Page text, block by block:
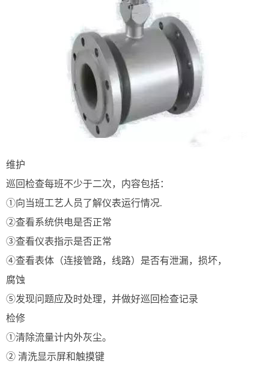
维护
巡回检查每班不少于二次，内容包括：
①向当班工艺人员了解仪表运行情况.
②查看系统供电是否正常
③查看仪表指示是否正常
④查看表体（连接管路，线路）是否有泄漏，损坏，
腐蚀
⑤发现问题应及时处理，并做好巡回检查记录
检修
①清除流量计内外灰尘。
② 清洗显示屏和触摸键